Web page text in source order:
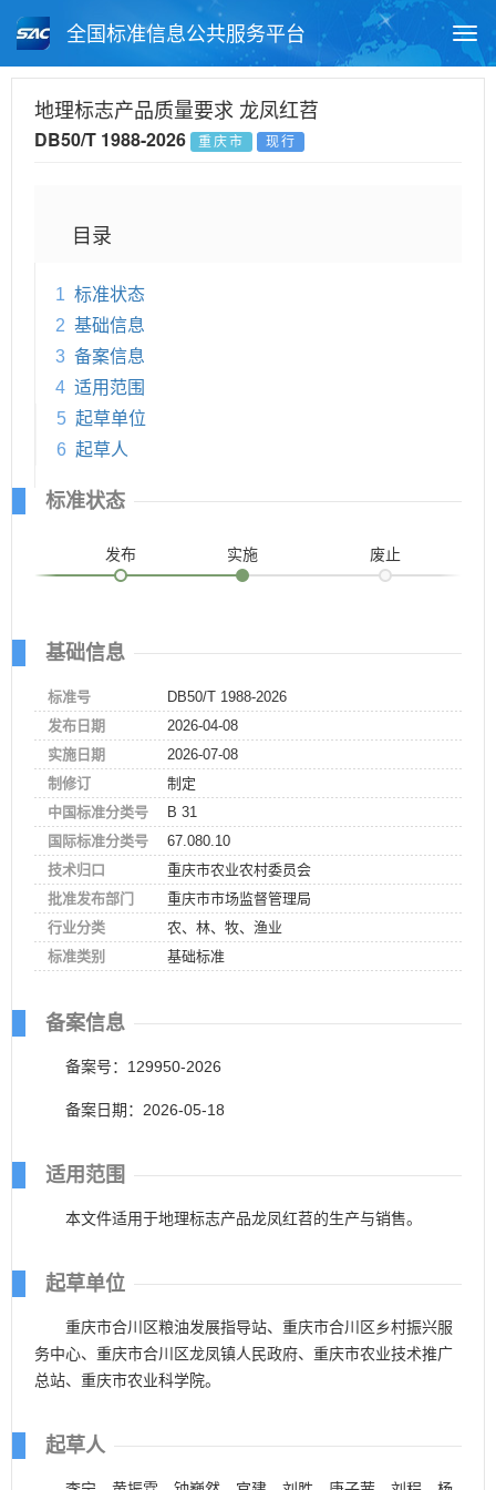
全国标准信息公共服务平台
月报查询 标准公告查询
地理标志产品质量要求 龙凤红苕
DB50/T 1988-2026 重庆市 现行
目录
1 标准状态
2 基础信息
3 备案信息
4 适用范围
5 起草单位
6 起草人
标准状态
发布 实施 废止
基础信息
标准号
DB50/T 1988-2026
发布日期
2026-04-08
实施日期
2026-07-08
制修订
制定
中国标准分类号
B 31
国际标准分类号
67.080.10
技术归口
重庆市农业农村委员会
批准发布部门
重庆市市场监督管理局
行业分类
农、林、牧、渔业
标准类别
基础标准
备案信息
备案号：129950-2026
备案日期：2026-05-18
适用范围
本文件适用于地理标志产品龙凤红苕的生产与销售。
起草单位
重庆市合川区粮油发展指导站、重庆市合川区乡村振兴服
务中心、重庆市合川区龙凤镇人民政府、重庆市农业技术推广
总站、重庆市农业科学院。
起草人